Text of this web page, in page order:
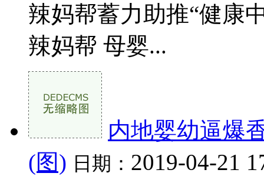
辣妈帮蓄力助推“健康
辣妈帮 母婴...
内地婴幼逼爆
(图) 日期： 2019-04-21